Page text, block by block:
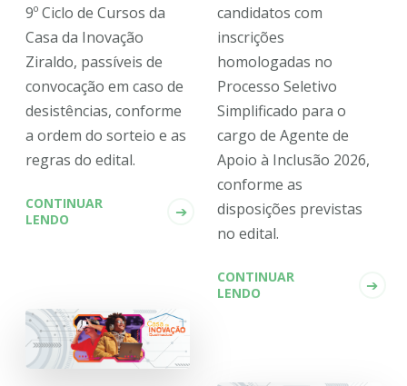
9º Ciclo de Cursos da
Casa da Inovação
Ziraldo, passíveis de
convocação em caso de
desistências, conforme
a ordem do sorteio e as
regras do edital.
CONTINUAR
LENDO
candidatos com
inscrições
homologadas no
Processo Seletivo
Simplificado para o
cargo de Agente de
Apoio à Inclusão 2026,
conforme as
disposições previstas
no edital.
CONTINUAR
LENDO